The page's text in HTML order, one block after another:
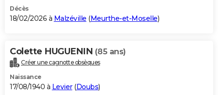
Décès
18/02/2026 à Malzéville (Meurthe-et-Moselle)
Colette HUGUENIN (85 ans)
Créer une cagnotte obsèques
Naissance
17/08/1940 à Levier(Doubs)